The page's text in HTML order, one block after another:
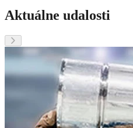
Aktuálne udalosti